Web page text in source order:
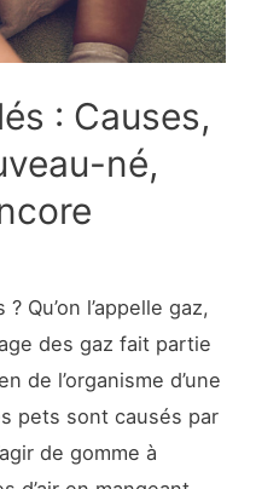
: Causes,
né,
Qu’on l’appelle gaz,
des gaz fait partie
de l’organisme d’une
pets sont causés par
de gomme à